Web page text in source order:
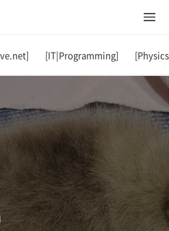
[IT|Programming]